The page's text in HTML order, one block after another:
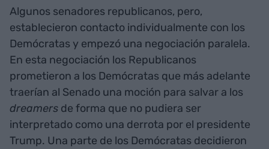
Algunos senadores republicanos, pero,
establecieron contacto individualmente con los
Demócratas y empezó una negociación paralela.
En esta negociación los Republicanos
prometieron a los Demócratas que más adelante
traerían al Senado una moción para salvar a los
dreamers de forma que no pudiera ser
interpretado como una derrota por el presidente
Trump. Una parte de los Demócratas decidieron